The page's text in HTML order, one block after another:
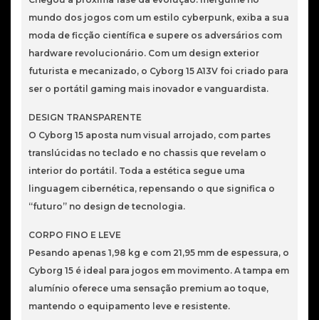
RTX
5060
mundo dos jogos com um estilo cyberpunk, exiba a sua
moda de ficção científica e supere os adversários com
hardware revolucionário. Com um design exterior
futurista e mecanizado, o Cyborg 15 A13V foi criado para
ser o portátil gaming mais inovador e vanguardista.
DESIGN TRANSPARENTE
O Cyborg 15 aposta num visual arrojado, com partes
translúcidas no teclado e no chassis que revelam o
interior do portátil. Toda a estética segue uma
linguagem cibernética, repensando o que significa o
“futuro” no design de tecnologia.
CORPO FINO E LEVE
Pesando apenas 1,98 kg e com 21,95 mm de espessura, o
Cyborg 15 é ideal para jogos em movimento. A tampa em
alumínio oferece uma sensação premium ao toque,
mantendo o equipamento leve e resistente.